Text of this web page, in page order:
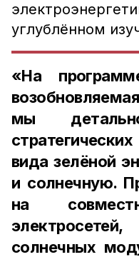
углублённом
«На
мы
вида зелёной
и солнечную.
на
электросетей,
солнечных